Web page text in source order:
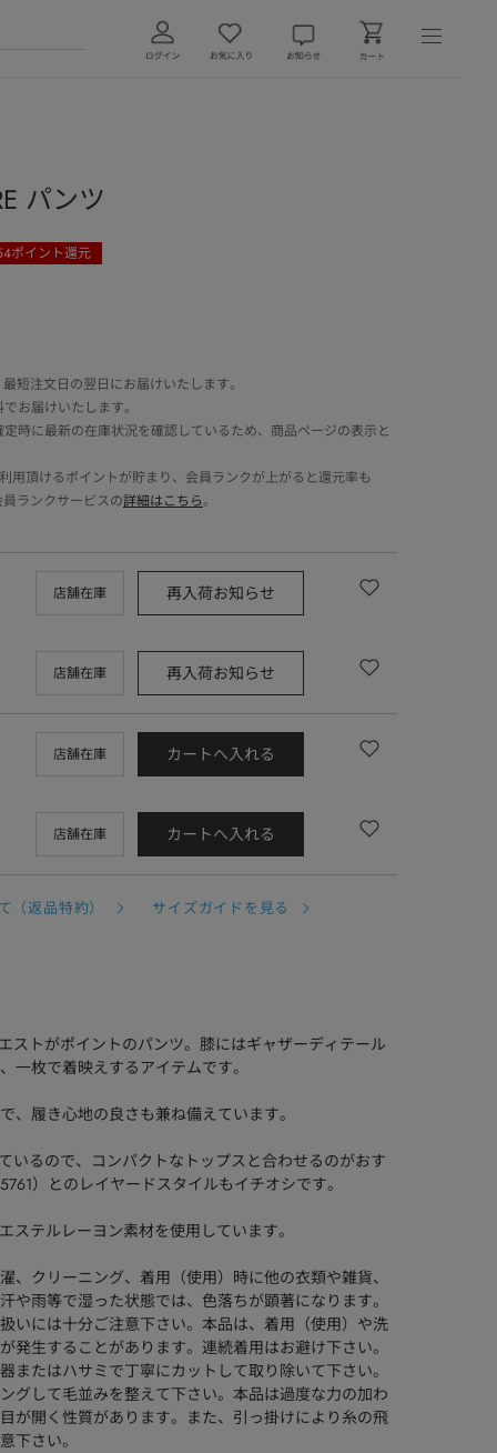
パンツ
ポイント還元
短注文日の翌日にお届けいたします。
お届けいたします。
時に最新の在庫状況を確認しているため、商品ページの表示と
用頂けるポイントが貯まり、会員ランクが上がると還元率も
ランクサービスの詳細はこちら。
店舗在庫 再入荷お知らせ
店舗在庫 再入荷お知らせ
店舗在庫 カートへ入れる
店舗在庫 カートへ入れる
（返品特約） サイズガイドを見る
ストがポイントのパンツ。膝にはギャザーディテール
一枚で着映えするアイテムです。
、履き心地の良さも兼ね備えています。
いるので、コンパクトなトップスと合わせるのがおす
）とのレイヤードスタイルもイチオシです。
ステルレーヨン素材を使用しています。
クリーニング、着用（使用）時に他の衣類や雑貨、
や雨等で湿った状態では、色落ちが顕著になります。
いには十分ご注意下さい。本品は、着用（使用）や洗
発生することがあります。連続着用はお避け下さい。
またはハサミで丁寧にカットして取り除いて下さい。
グして毛並みを整えて下さい。本品は過度な力の加わ
が開く性質があります。また、引っ掛けにより糸の飛
下さい。